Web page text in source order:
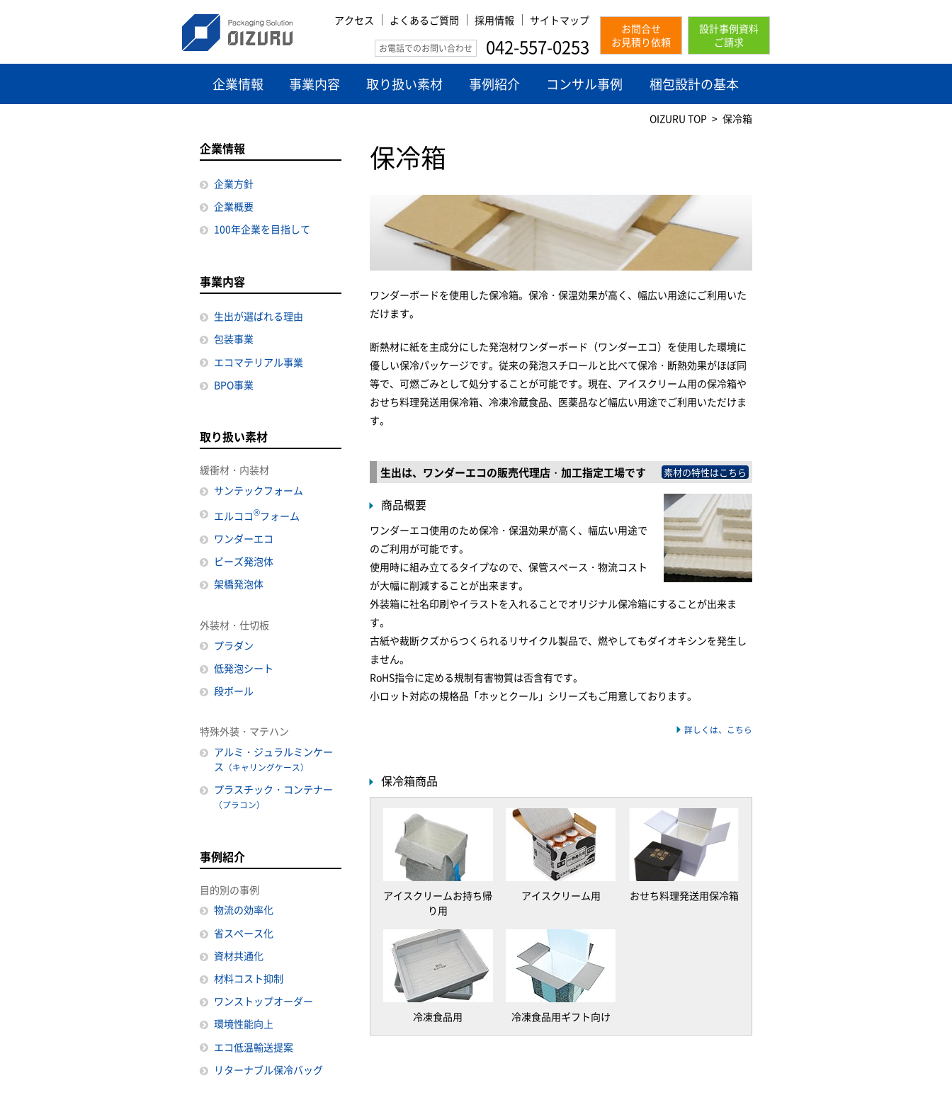
アクセス よくあるご質問 採用情報 サイトマップ
お電話でのお問い合わせ 042-557-0253
お問合せ
お見積り依頼
設計事例資料
ご請求
企業情報 事業内容 取り扱い素材 事例紹介 コンサル事例 梱包設計の基本
OIZURU TOP 保冷箱
保冷箱
ワンダーボードを使用した保冷箱。保冷・保温効果が高く、幅広い用途にご利用いた
だけます。
断熱材に紙を主成分にした発泡材ワンダーボード（ワンダーエコ）を使用した環境に
優しい保冷パッケージです。従来の発泡スチロールと比べて保冷・断熱効果がほぼ同
等で、可燃ごみとして処分することが可能です。現在、アイスクリーム用の保冷箱や
おせち料理発送用保冷箱、冷凍冷蔵食品、医薬品など幅広い用途でご利用いただけま
す。
生出は、ワンダーエコの販売代理店・加工指定工場です 素材の特性はこちら
商品概要
ワンダーエコ使用のため保冷・保温効果が高く、幅広い用途で
のご利用が可能です。
使用時に組み立てるタイプなので、保管スペース・物流コスト
が大幅に削減することが出来ます。
外装箱に社名印刷やイラストを入れることでオリジナル保冷箱にすることが出来ま
す。
古紙や裁断クズからつくられるリサイクル製品で、燃やしてもダイオキシンを発生し
ません。
RoHS指令に定める規制有害物質は否含有です。
小ロット対応の規格品「ホッとクール」シリーズもご用意しております。
詳しくは、こちら
保冷箱商品
アイスクリームお持ち帰
り用
アイスクリーム用 おせち料理発送用保冷箱
冷凍食品用 冷凍食品用ギフト向け
企業情報
企業方針
企業概要
100年企業を目指して
事業内容
生出が選ばれる理由
包装事業
エコマテリアル事業
BPO事業
取り扱い素材
緩衝材・内装材
サンテックフォーム
エルココ®フォーム
ワンダーエコ
ビーズ発泡体
架橋発泡体
外装材・仕切板
プラダン
低発泡シート
段ボール
特殊外装・マテハン
アルミ・ジュラルミンケー
ス （キャリングケース）
プラスチック・コンテナー
（プラコン）
事例紹介
目的別の事例
物流の効率化
省スペース化
資材共通化
材料コスト抑制
ワンストップオーダー
環境性能向上
エコ低温輸送提案
リターナブル保冷バッグ